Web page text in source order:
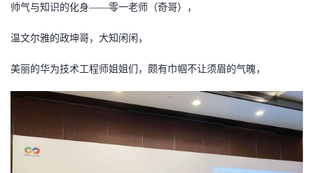
帅气与知识的化身——零一老师（奇哥），
温文尔雅的政坤哥，大知闲闲，
美丽的华为技术工程师姐姐们，颇有巾帼不让须眉的气魄，